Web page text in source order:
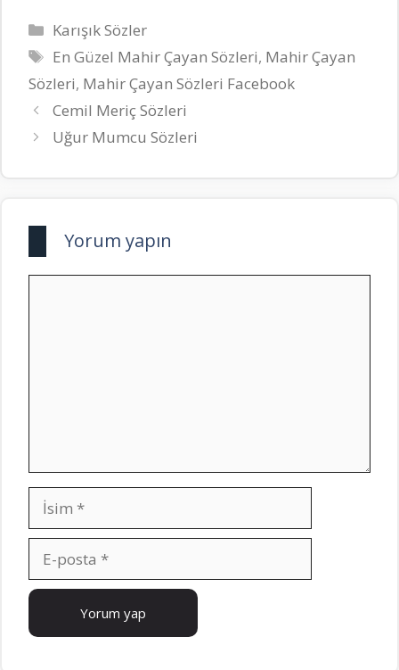
Kategoriler
Karışık Sözler
Etiketler
En Güzel Mahir Çayan Sözleri, Mahir Çayan
Sözleri, Mahir Çayan Sözleri Facebook
Cemil Meriç Sözleri
Uğur Mumcu Sözleri
Yorum yapın
İsim
posta
İnternet